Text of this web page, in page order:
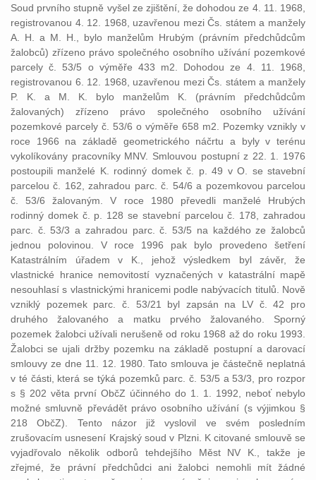
Soud prvního stupně vyšel ze zjištění, že dohodou ze 4. 11. 1968,
registrovanou 4. 12. 1968, uzavřenou mezi Čs. státem a manžely
A. H. a M. H., bylo manželům Hrubým (právním předchůdcům
žalobců) zřízeno právo společného osobního užívání pozemkové
parcely č. 53/5 o výměře 433 m2. Dohodou ze 4. 11. 1968,
registrovanou 6. 12. 1968, uzavřenou mezi Čs. státem a manžely
P. K. a M. K. bylo manželům K. (právním předchůdcům
žalovaných) zřízeno právo společného osobního užívání
pozemkové parcely č. 53/6 o výměře 658 m2. Pozemky vznikly v
roce 1966 na základě geometrického náčrtu a byly v terénu
vykolíkovány pracovníky MNV. Smlouvou postupní z 22. 1. 1976
postoupili manželé K. rodinný domek č. p. 49 v O. se stavební
parcelou č. 162, zahradou parc. č. 54/6 a pozemkovou parcelou
č. 53/6 žalovaným. V roce 1980 převedli manželé Hrubých
rodinný domek č. p. 128 se stavební parcelou č. 178, zahradou
parc. č. 53/3 a zahradou parc. č. 53/5 na každého ze žalobců
jednou polovinou. V roce 1996 pak bylo provedeno šetření
Katastrálním úřadem v K., jehož výsledkem byl závěr, že
vlastnické hranice nemovitostí vyznačených v katastrální mapě
nesouhlasí s vlastnickými hranicemi podle nabývacích titulů. Nově
vzniklý pozemek parc. č. 53/21 byl zapsán na LV č. 42 pro
druhého žalovaného a matku prvého žalovaného. Sporný
pozemek žalobci užívali nerušeně od roku 1968 až do roku 1993.
Žalobci se ujali držby pozemku na základě postupní a darovací
smlouvy ze dne 11. 12. 1980. Tato smlouva je částečně neplatná
v té části, která se týká pozemků parc. č. 53/5 a 53/3, pro rozpor
s § 202 věta první ObčZ účinného do 1. 1. 1992, neboť nebylo
možné smluvně převádět právo osobního užívání (s výjimkou §
218 ObčZ). Tento názor již vyslovil ve svém posledním
zrušovacím usnesení Krajský soud v Plzni. K citované smlouvě se
vyjadřovalo několik odborů tehdejšího Měst NV K., takže je
zřejmé, že právní předchůdci ani žalobci nemohli mít žádné